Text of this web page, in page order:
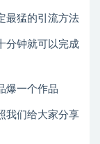
最猛的引流方法
分钟就可以完成
爆一个作品
我们给大家分享